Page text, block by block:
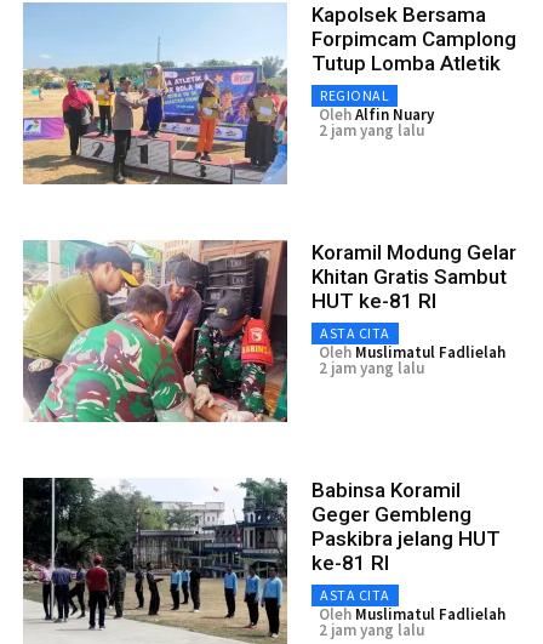
Kapolsek Bersama
Forpimcam Camplong
Tutup Lomba Atletik
REGIONAL
OlehAlfin Nuary
2 jam yang lalu
Koramil Modung Gelar
Khitan Gratis Sambut
HUT ke-81 RI
ASTA CITA
Oleh Muslimatul Fadlielah
2 jam yang lalu
Babinsa Koramil
Geger Gembleng
Paskibra jelang HUT
ke-81 RI
ASTA CITA
Oleh Muslimatul Fadlielah
2 jam yang lalu